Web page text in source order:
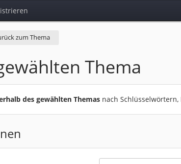
zum Thema
Thema
des gewählten Themas nach